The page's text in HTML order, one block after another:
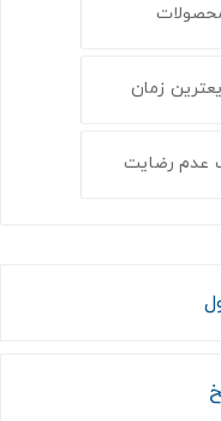
زمان
عدم رضایت